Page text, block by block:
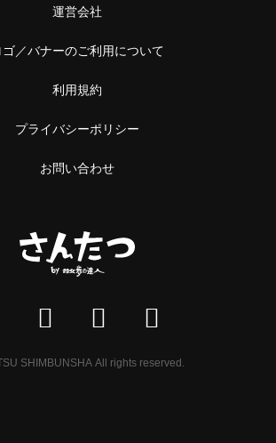
運営会社
ゴ／バナーのご利用について
利用規約
プライバシーポリシー
お問い合わせ
SHIMBUNSHA All rights reserved.